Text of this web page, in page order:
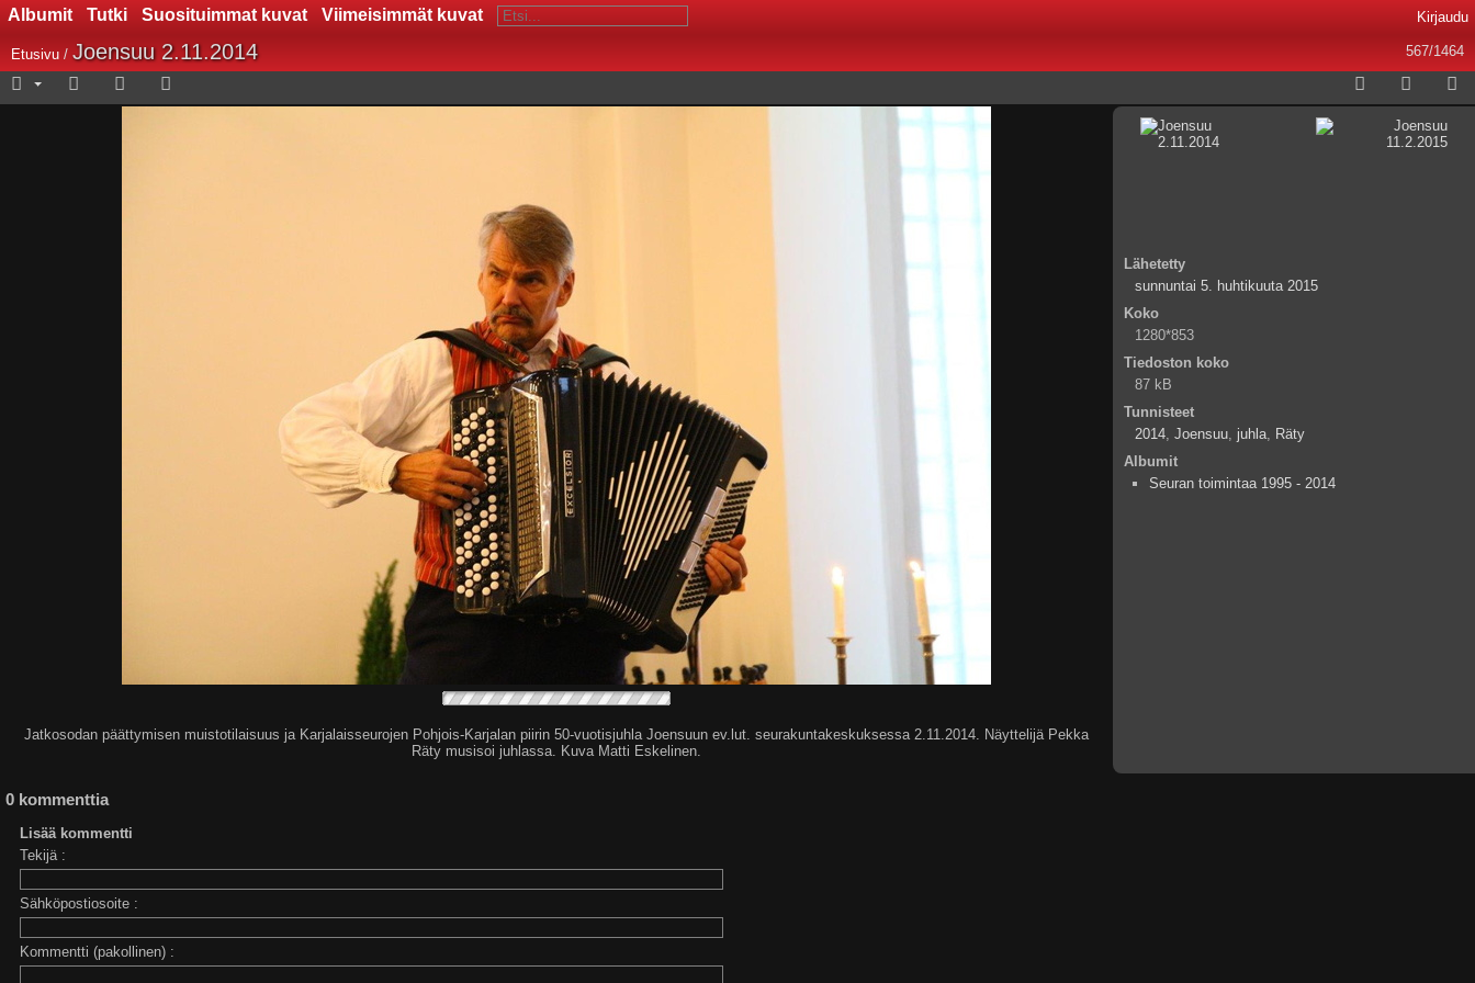
Albumit Tutki Suosituimmat kuvat Viimeisimmät kuvat Kirjaudu
567/1464
Etusivu / Joensuu 2.11.2014
Jatkosodan päättymisen muistotilaisuus ja Karjalaisseurojen Pohjois-Karjalan piirin 50-vuotisjuhla Joensuun ev.lut. seurakuntakeskuksessa 2.11.2014. Näyttelijä Pekka
Räty musisoi juhlassa. Kuva Matti Eskelinen.
Lähetetty
sunnuntai 5. huhtikuuta 2015
Koko
1280*853
Tiedoston koko
87 kB
Tunnisteet
2014, Joensuu, juhla, Räty
Albumit
Seuran toimintaa 1995 - 2014
0 kommenttia
Lisää kommentti
Tekijä :
Sähköpostiosoite :
Kommentti (pakollinen) :